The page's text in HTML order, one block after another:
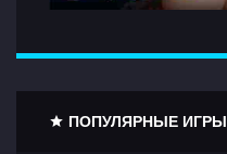
ПОПУЛЯРНЫЕ ИГРЫ